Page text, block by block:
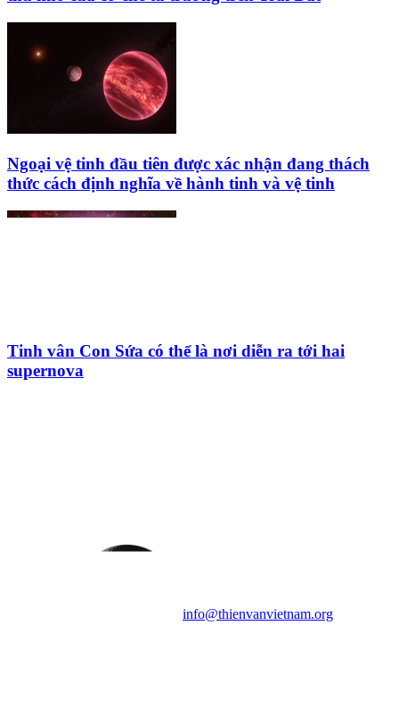
Ngoại vệ tinh đầu tiên được xác nhận đang thách
thức cách định nghĩa về hành tinh và vệ tinh
Tinh vân Con Sứa có thể là nơi diễn ra tới hai
supernova
info@thienvanvietnam.org